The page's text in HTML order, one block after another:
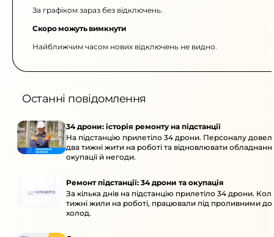
За графіком зараз без відключень.
Скоро можуть вимкнути
Найближчим часом нових відключень не видно.
Останні повідомлення
34 дрони: історія ремонту на підстанції
На підстанцію прилетіло 34 дрони. Персоналу
два тижні жити на роботі та відновлювати
окупації й негоди.
Ремонт підстанції: 34 дрони та окупація
За кілька днів на підстанцію прилетіло 34 дрони.
тижні жили на роботі, працювали під проливними
холод.